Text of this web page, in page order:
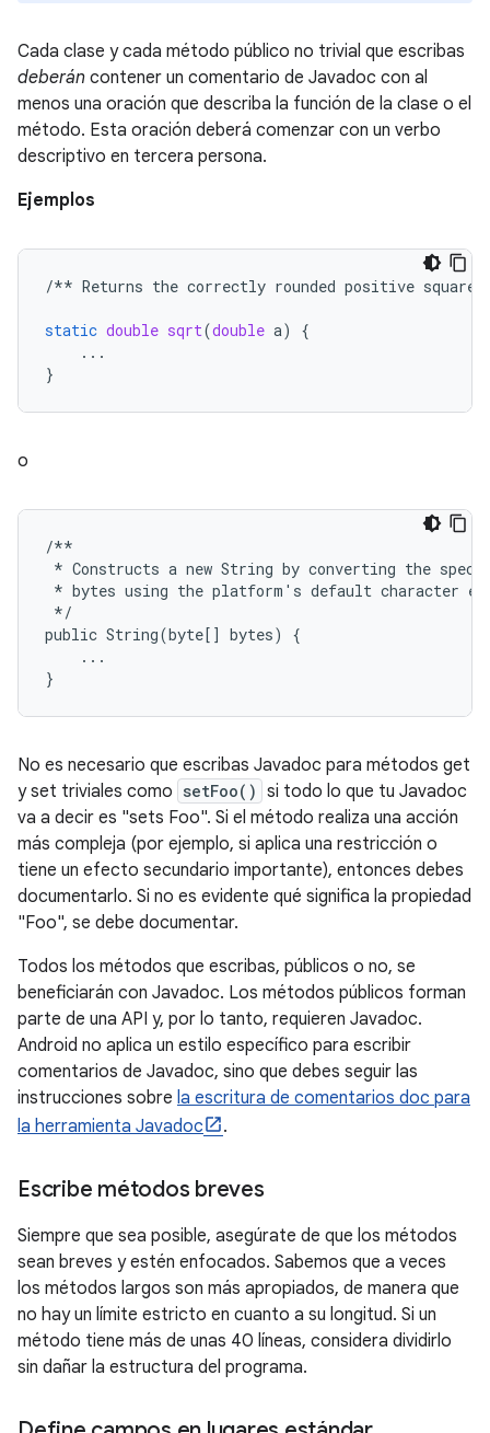
Cada clase y cada método público no trivial que escribas
deberán contener un comentario de Javadoc con al
menos una oración que describa la función de la clase o el
método. Esta oración deberá comenzar con un verbo
descriptivo en tercera persona.
Ejemplos
/** Returns the correctly rounded positive square
static double sqrt(double a)
{
...
}
o
/**
* Constructs a new String by converting the
* bytes using the platform ' s default character
*/
public String(byte[] bytes)
{
...
}
No es necesario que escribas Javadoc para métodos get
y set triviales como setFoo() si todo lo que tu Javadoc
va a decir es "sets Foo". Si el método realiza una acción
más compleja (por ejemplo, si aplica una restricción o
tiene un efecto secundario importante), entonces debes
documentarlo. Si no es evidente qué significa la propiedad
"Foo", se debe documentar.
Todos los métodos que escribas, públicos o no, se
beneficiarán con Javadoc. Los métodos públicos forman
parte de una API y, por lo tanto, requieren Javadoc.
Android no aplica un estilo específico para escribir
comentarios de Javadoc, sino que debes seguir las
instrucciones sobre la escritura de comentarios doc para
la herramienta Javadoc
.
Escribe métodos breves
Siempre que sea posible, asegúrate de que los métodos
sean breves y estén enfocados. Sabemos que a veces
los métodos largos son más apropiados, de manera que
no hay un límite estricto en cuanto a su longitud. Si un
método tiene más de unas 40 líneas, considera dividirlo
sin dañar la estructura del programa.